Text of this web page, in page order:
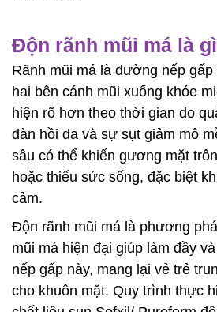
Độn rãnh mũi má là
Rãnh mũi má là đường nếp
hai bên cánh mũi xuống khóe
hiện rõ hơn theo thời gian do
đàn hồi da và sự sụt giảm mô
sâu có thể khiến gương mặt
hoặc thiếu sức sống, đặc biệt
cảm.
Độn rãnh mũi má là phương
mũi má hiện đại giúp làm đầy
nếp gấp này, mang lại vẻ trẻ
cho khuôn mặt. Quy trình thực